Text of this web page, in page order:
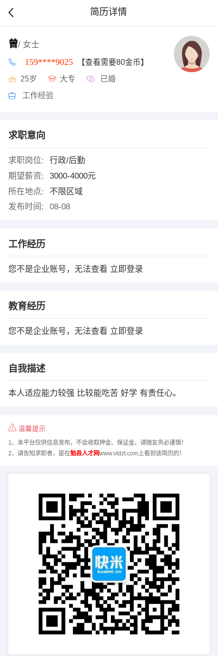
简历详情
曾/ 女士
159****9025 【查看需要80金币】
25岁 大专 已婚
工作经验
求职意向
求职岗位:
行政/后勤
期望薪资:
3000-4000元
所在地点:
不限区域
发布时间:
08-08
工作经历
您不是企业账号，无法查看 立即登录
教育经历
您不是企业账号，无法查看 立即登录
自我描述
本人适应能力较强 比较能吃苦 好学 有责任心。
温馨提示
1、本平台仅供信息发布，不会收取押金、保证金，请微友务必谨慎！
2、请告知求职者，是在勉县人才网www.vtdzt.com上看到该简历的！